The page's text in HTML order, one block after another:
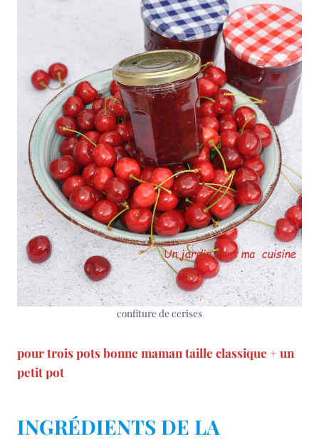
confiture de cerises
pour trois pots bonne maman taille classique + un
petit pot
INGRÉDIENTS DE LA